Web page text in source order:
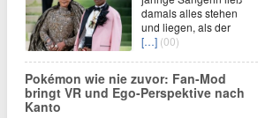
damals alles stehen
und liegen, als der
[…] (00)
Pokémon wie nie zuvor: Fan-Mod
bringt VR und Ego-Perspektive nach
Kanto